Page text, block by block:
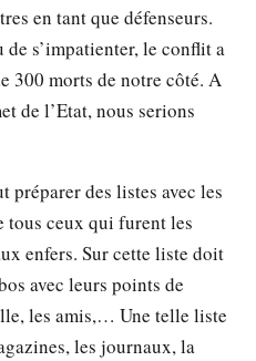
en tant que défenseurs.
s’impatienter, le conflit a
300 morts de notre côté. A
de l’Etat, nous serions
préparer des listes avec les
tous ceux qui furent les
enfers. Sur cette liste doit
avec leurs points de
les amis,… Une telle liste
les journaux, la